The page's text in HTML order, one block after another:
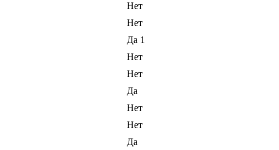
Нет
Нет
Да 1
Нет
Нет
Да
Нет
Нет
Да